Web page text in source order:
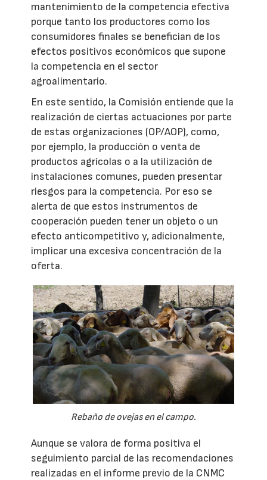
mantenimiento de la competencia efectiva
porque tanto los productores como los
consumidores finales se benefician de los
efectos positivos económicos que supone
la competencia en el sector
agroalimentario.
En este sentido, la Comisión entiende que la
realización de ciertas actuaciones por parte
de estas organizaciones (OP/AOP), como,
por ejemplo, la producción o venta de
productos agrícolas o a la utilización de
instalaciones comunes, pueden presentar
riesgos para la competencia. Por eso se
alerta de que estos instrumentos de
cooperación pueden tener un objeto o un
efecto anticompetitivo y, adicionalmente,
implicar una excesiva concentración de la
oferta.
Rebaño de ovejas en el campo.
Aunque se valora de forma positiva el
seguimiento parcial de las recomendaciones
realizadas en el informe previo de la CNMC